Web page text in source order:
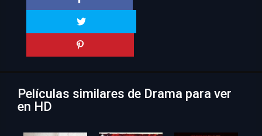
Películas similares de Drama para ver
en HD